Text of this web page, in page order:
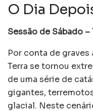
O Dia
Sessão de Sábado –
Por conta de
Terra se tornou
de uma série de
gigantes,
glacial. Neste